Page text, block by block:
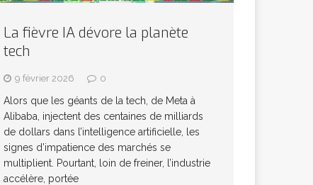
La fièvre IA dévore la planète
tech
9 février 2026 0
Alors que les géants de la tech, de Meta à
Alibaba, injectent des centaines de milliards
de dollars dans l’intelligence artificielle, les
signes d’impatience des marchés se
multiplient. Pourtant, loin de freiner, l’industrie
accélère, portée